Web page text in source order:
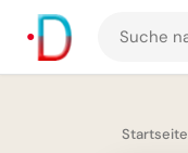
Suche
nach
und
Startseite